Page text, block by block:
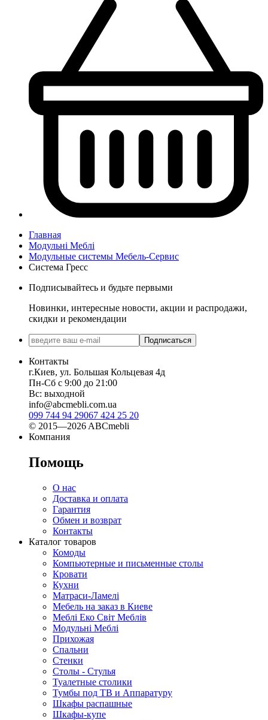
Главная
Модульні Меблі
Модульные системы Мебель-Сервис
Система Гресс
Подписывайтесь и будьте первыми
Новинки, интересные новости, акции и распродажи,
скидки и рекомендации
Подписаться
Контакты
г.Киев, ул. Большая Кольцевая 4д
Пн-Сб с 9:00 до 21:00
Вс: выходной
info@abcmebli.com.ua
099 744 94 29067 424 25 20
© 2015—2026 ABCmebli
Компания
Помощь
О нас
Доставка и оплата
Гарантия
Обмен и возврат
Контакты
Каталог товаров
Комоды
Компьютерные и письменные столы
Кровати
Кухни
Матраси-Ламелі
Мебель на заказ в Киеве
Меблі Еко Світ Меблів
Модульні Меблі
Прихожая
Спальни
Стенки
Столы - Стулья
Туалетные столики
Тумбы под ТВ и Аппаратуру
Шкафы распашные
Шкафы-купе